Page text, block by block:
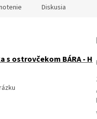
R
M
O
Diskusia
s ostrovčekom BÁRA - H